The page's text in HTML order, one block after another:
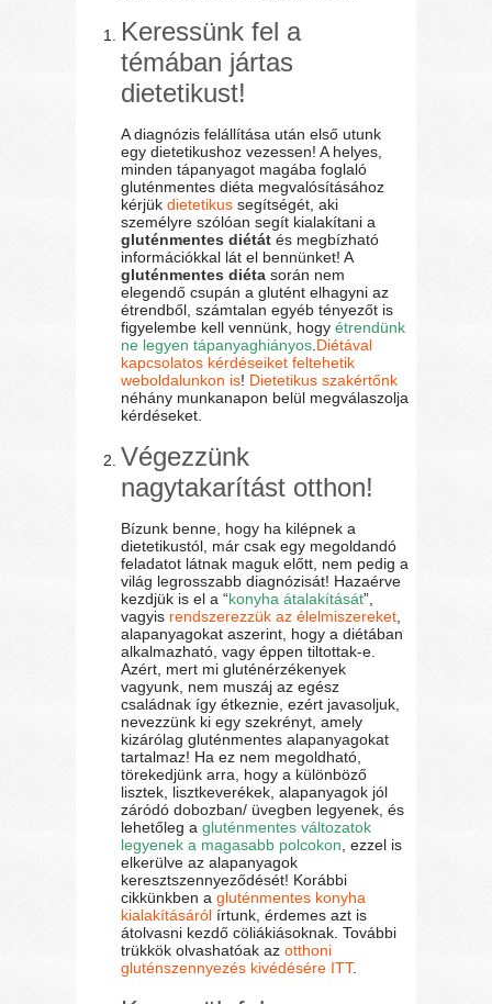
Keressünk fel a
témában jártas
dietetikust!
A diagnózis felállítása után első utunk
egy dietetikushoz vezessen! A helyes,
minden tápanyagot magába foglaló
gluténmentes diéta megvalósításához
kérjükdietetikus segítségét, aki
személyre szólóan segít kialakítani a
gluténmentes diétát és megbízható
információkkal lát el bennünket! A
gluténmentes diéta során nem
elegendő csupán a glutént elhagyni az
étrendből, számtalan egyéb tényezőt is
figyelembe kell vennünk, hogyétrendünk
ne legyen tápanyaghiányos Diétával
kapcsolatos kérdéseiket feltehetik
weboldalunkon is! Dietetikus szakértőnk
néhány munkanapon belül megválaszolja
kérdéseket.
Végezzünk
nagytakarítást otthon!
Bízunk benne, hogy ha kilépnek a
dietetikustól, már csak egy megoldandó
feladatot látnak maguk előtt, nem pedig a
világ legrosszabb diagnózisát! Hazaérve
kezdjük is el a “konyha átalakítását”,
vagyis rendszerezzük az élelmiszereket
alapanyagokat aszerint, hogy a diétában
alkalmazható, vagy éppen tiltottak-e.
Azért, mert mi gluténérzékenyek
vagyunk, nem muszáj az egész
családnak így étkeznie, ezért javasoljuk,
nevezzünk ki egy szekrényt, amely
kizárólag gluténmentes alapanyagokat
tartalmaz! Ha ez nem megoldható,
törekedjünk arra, hogy a különböző
lisztek, lisztkeverékek, alapanyagok jól
záródó dobozban/ üvegben legyenek, és
lehetőleg agluténmentes változatok
legyenek a magasabb polcokon , ezzel is
elkerülve az alapanyagok
keresztszennyeződését! Korábbi
cikkünkben agluténmentes konyha
kialakításáról írtunk, érdemes azt is
átolvasni kezdő cöliákiásoknak. További
trükkök olvashatóak azotthoni
gluténszennyezés kivédésére ITT.